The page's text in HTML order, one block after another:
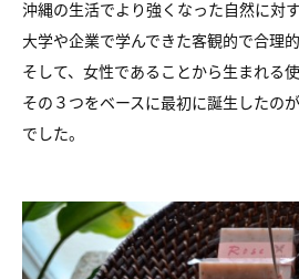
沖縄の生活でより強くなった自然に対す
大学や企業で学んできた客観的で合理的
そして、女性であることから生まれる
その３つをベースに最初に誕生したの
でした。